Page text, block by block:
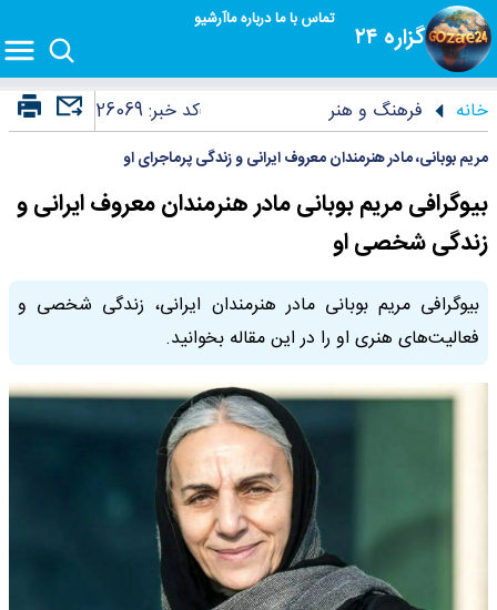
گزاره ۲۴
تماس با مادرباره ماآرشیو
خانه فرهنگ و هنر کد خبر:26069
مریم بوبانی، مادر هنرمندان معروف ایرانی و زندگی پرماجرای او
بیوگرافی مریم بوبانی مادر هنرمندان معروف ایرانی و
زندگی شخصی او
بیوگرافی مریم بوبانی مادر هنرمندان ایرانی، زندگی شخصی و
فعالیت‌های هنری او را در این مقاله بخوانید.